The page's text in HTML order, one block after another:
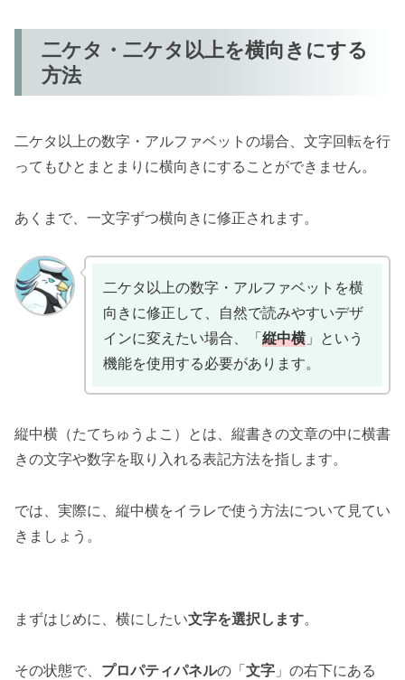
二ケタ・二ケタ以上を横向きにする
方法
二ケタ以上の数字・アルファベットの場合、文字回転を行
ってもひとまとまりに横向きにすることができません。
あくまで、一文字ずつ横向きに修正されます。
二ケタ以上の数字・アルファベットを横
向きに修正して、自然で読みやすいデザ
インに変えたい場合、「縦中横」という
機能を使用する必要があります。
縦中横（たてちゅうよこ）とは、縦書きの文章の中に横書
きの文字や数字を取り入れる表記方法を指します。
では、実際に、縦中横をイラレで使う方法について見てい
きましょう。
まずはじめに、横にしたい文字を選択します。
その状態で、 プロパティパネルの「文字 」の右下にある